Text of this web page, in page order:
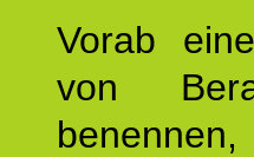
Vorab
von